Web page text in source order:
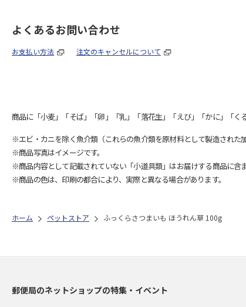
よくあるお問い合わせ
お支払い方法 注文のキャンセルについて
商品に「小麦」「そば」「卵」「乳」「落花生」「えび」「かに」「く
※エビ・カニを除く魚介類（これらの魚介類を原材料として製造された
※商品写真はイメージです。
※商品内容として記載されていない「小道具類」はお届けする商品に含
※商品の色は、印刷の都合により、実際と異なる場合があります。
ホーム ペットストア ふっくらさつまいも ほうれん草 100g
郵便局のネットショップの特集・イベント